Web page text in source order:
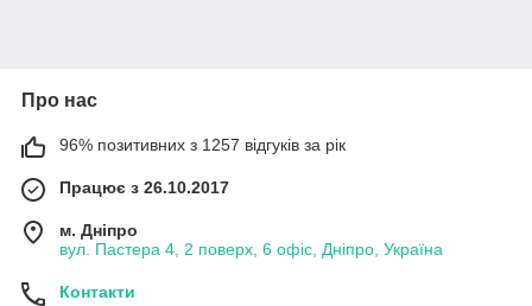
Про нас
96% позитивних з 1257 відгуків за рік
Працює з 26.10.2017
м. Дніпро
вул. Пастера 4, 2 поверх, 6 офіс, Дніпро, Україна
Контакти